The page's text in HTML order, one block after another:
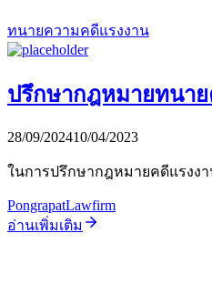
ทนายความคดีแรงงาน
ปรึกษากฎหมายทนา
28/09/202410/04/2023
ในการปรึกษากฎหมายคดีแรงง
PongrapatLawfirm
อ่านเพิ่มเติม